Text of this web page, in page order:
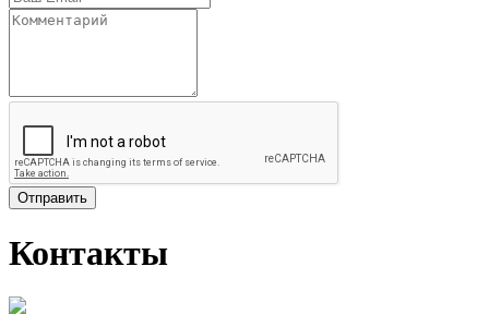
Отправить
Контакты